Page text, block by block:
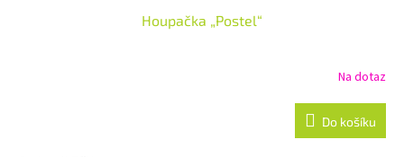
Houpačka „Postel“
Na dotaz
Do košíku